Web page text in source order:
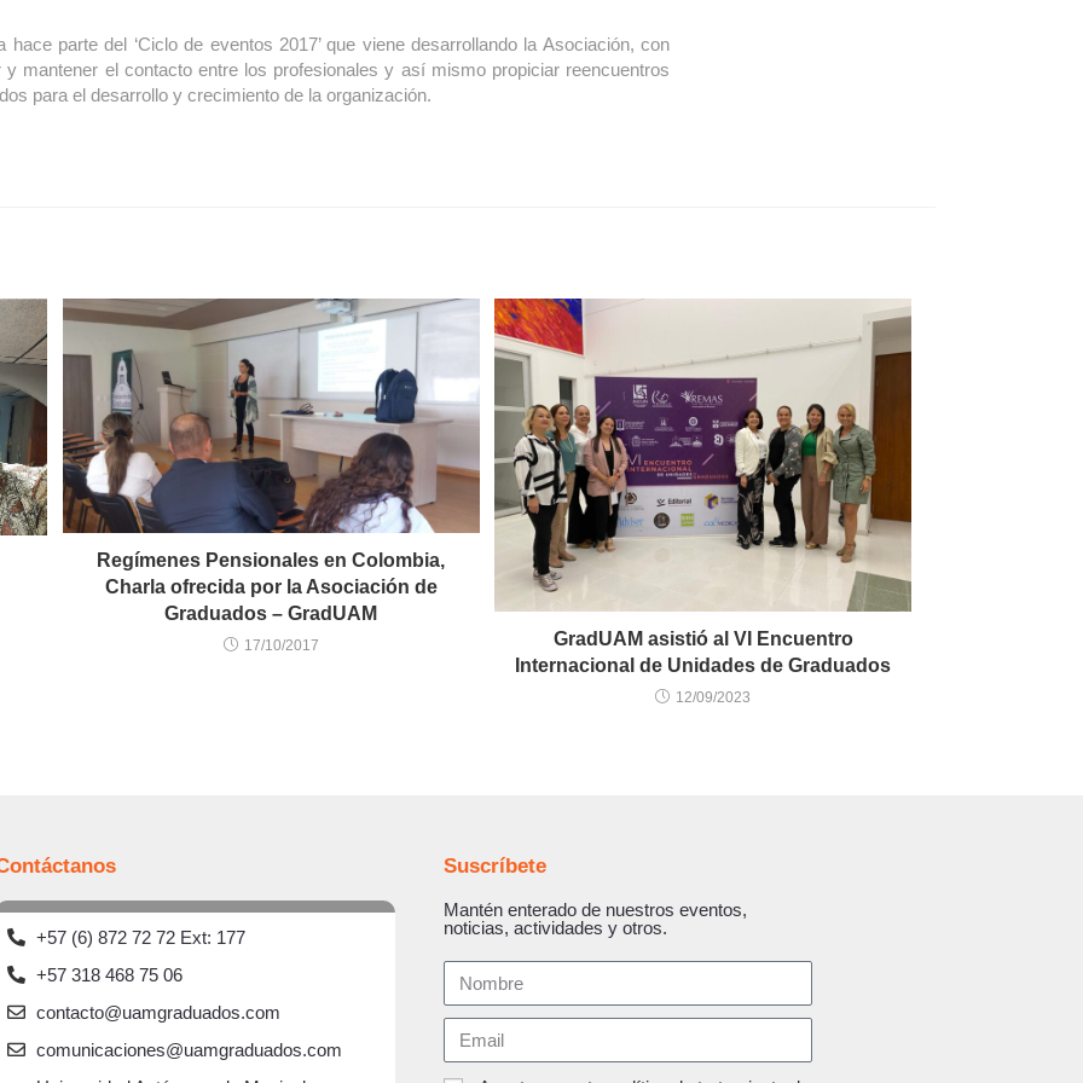
hace parte del ‘Ciclo de eventos 2017’ que viene desarrollando la Asociación, con
y mantener el contacto entre los profesionales y así mismo propiciar reencuentros
para el desarrollo y crecimiento de la organización.
Regímenes Pensionales en Colombia,
Charla ofrecida por la Asociación de
Graduados – GradUAM
17/10/2017
GradUAM asistió al VI Encuentro
Internacional de Unidades de Graduados
12/09/2023
+57 (6) 872 72 72 Ext: 177
+57 318 468 75 06
contacto@uamgraduados.com
comunicaciones@uamgraduados.com
Suscríbete
Mantén enterado de nuestros eventos,
noticias, actividades y otros.